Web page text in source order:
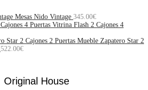
Mesas Nido Vintage 345.00€
Vitrina Flash 2 Cajones 4
Mueble Zapatero Star 2
522.00€
Original House